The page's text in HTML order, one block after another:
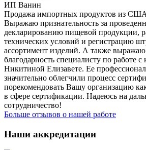
ИП Ванин
Продажа импортных продуктов из США
Выражаю признательность за
декларированию пищевой продукции,
технических условий и регистрацию
ассортимент изделий. А также
благодарность специалисту по работе с
Никитиной Елизавете. Ее
значительно облегчили процесс
порекомендовать Вашу организацию
в сфере сертификации. Надеюсь на
сотрудничество!
Больше отзывов о нашей работе
Наши аккредитации